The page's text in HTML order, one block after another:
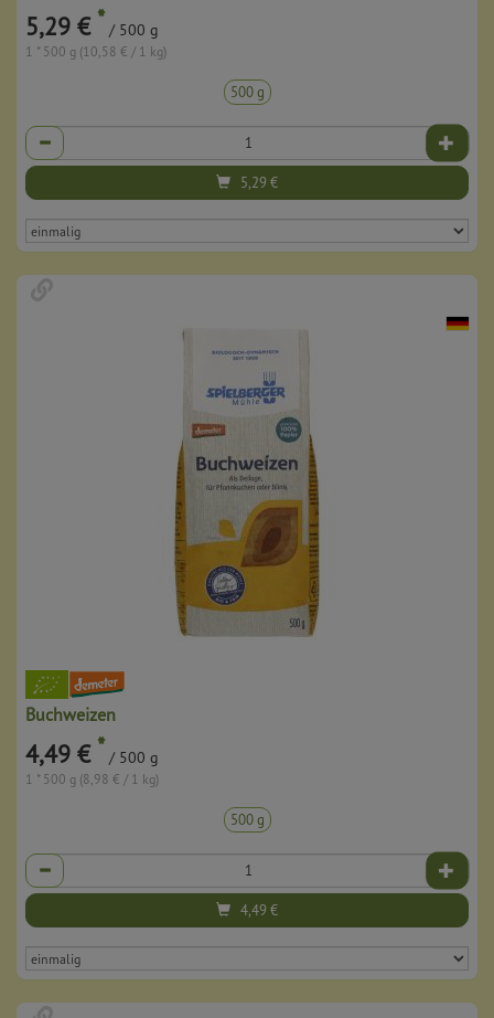
5,29 € * / 500 g
1 * 500 g (10,58 € / 1 kg)
500 g
Anzahl
5,29€
Buchweizen
4,49 € * / 500 g
1 * 500 g (8,98 € / 1 kg)
500 g
Anzahl
4,49€